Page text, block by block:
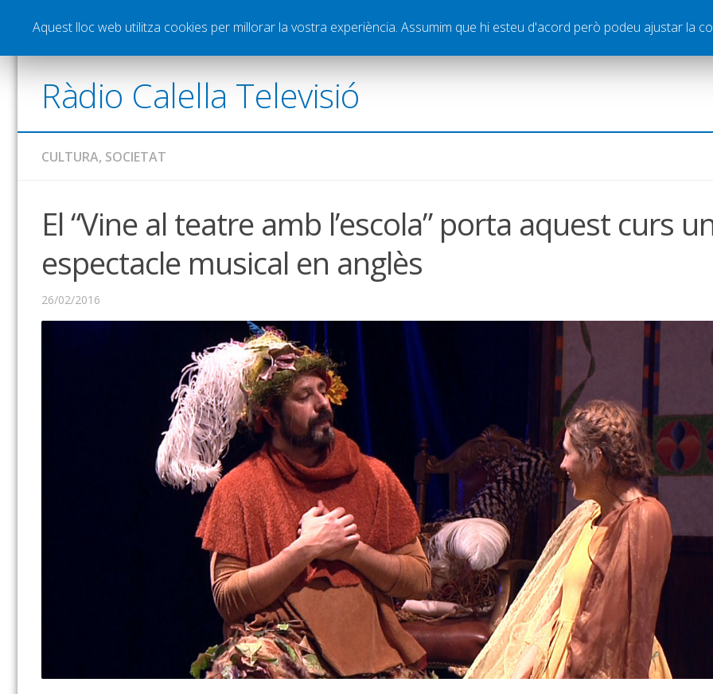
Notícies Esports Pòdcasts Vídeos Graella Publicitat Contacte
Ràdio Calella Televisió
CULTURA, SOCIETAT
El “Vine al teatre amb l’escola” porta aquest curs
espectacle musical en anglès
26/02/2016
Aquest lloc web utilitza cookies per millorar la vostra experiència. Assumim que hi esteu d'acord però podeu ajustar la